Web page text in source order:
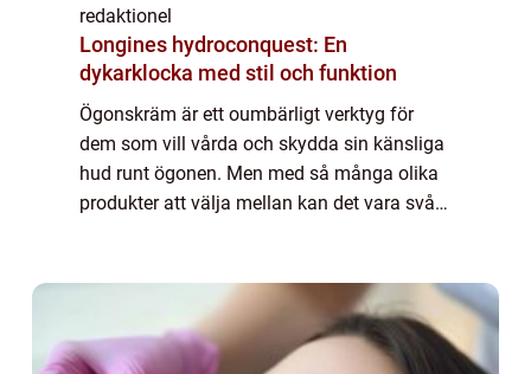
redaktionel
Longines hydroconquest: En
dykarklocka med stil och funktion
Ögonskräm är ett oumbärligt verktyg för
dem som vill vårda och skydda sin känsliga
hud runt ögonen. Men med så många olika
produkter att välja mellan kan det vara svårt